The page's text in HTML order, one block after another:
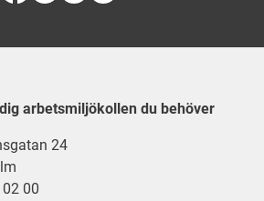
arbetsmiljökollen du behöver
24
00